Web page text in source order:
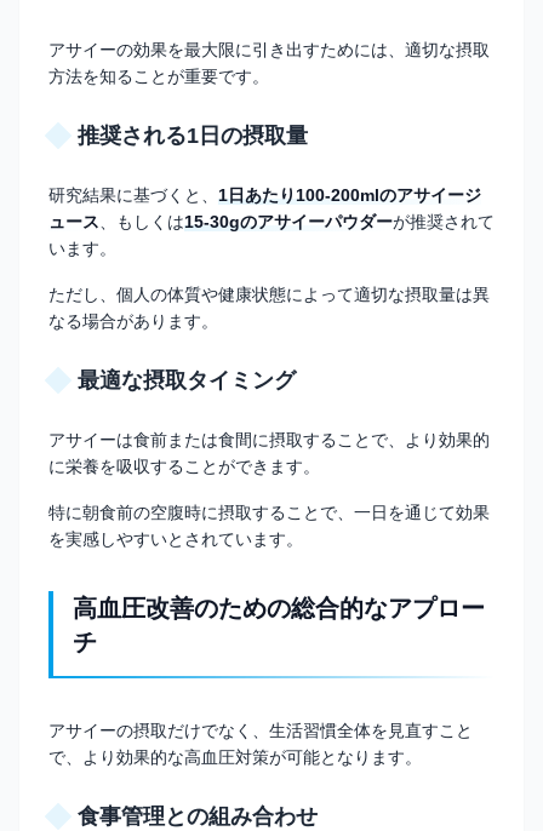
アサイーの効果を最大限に引き出すためには、適切な摂取
方法を知ることが重要です。
推奨される1日の摂取量
研究結果に基づくと、 1日あたり100-200mlのアサイージ
ュース 、もしくは15-30gのアサイーパウダーが推奨されて
います。
ただし、個人の体質や健康状態によって適切な摂取量は異
なる場合があります。
最適な摂取タイミング
アサイーは食前または食間に摂取することで、より効果的
に栄養を吸収することができます。
特に朝食前の空腹時に摂取することで、一日を通じて効果
を実感しやすいとされています。
高血圧改善のための総合的なアプロー
チ
アサイーの摂取だけでなく、生活習慣全体を見直すこと
で、より効果的な高血圧対策が可能となります。
食事管理との組み合わせ